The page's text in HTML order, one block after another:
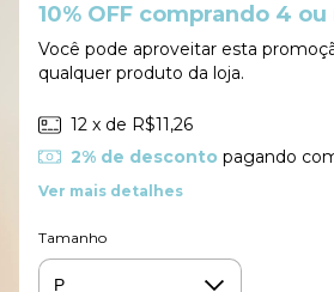
10% OFF comprando 4 ou
Você pode aproveitar esta
qualquer produto da loja.
12 x de R$11,26
2% de desconto pagando
Ver mais detalhes
Tamanho